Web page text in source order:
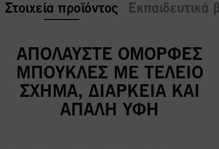
current tab:
Στοιχεία προϊόντος Εκπαιδευτικά
ΑΠΟΛΑΎΣΤΕ ΌΜΟΡΦΕΣ
ΜΠΟΎΚΛΕΣ ΜΕ ΤΈΛΕΙΟ
ΣΧΉΜΑ, ΔΙΆΡΚΕΙΑ ΚΑΙ
ΑΠΑΛΉ ΥΦΉ